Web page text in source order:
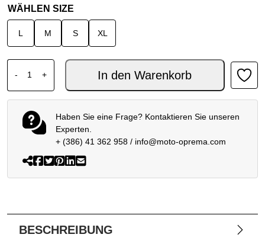
WÄHLEN SIZE
L M S XL
-
HJC RPHA12 HELM KERES CARBON MC1 Menge
+ In den Warenkorb
Haben Sie eine Frage? Kontaktieren Sie unseren
Experten.
+ (386) 41 362 958/ info@moto-oprema.com
BESCHREIBUNG